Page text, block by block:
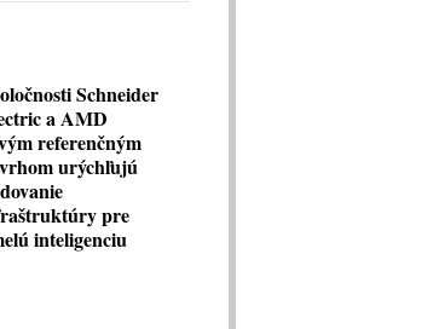
Schneider
a AMD
referenčným
urýchľujú
pre
inteligenciu